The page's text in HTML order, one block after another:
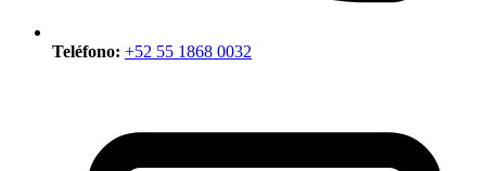
Teléfono: +52 55 1868 0032